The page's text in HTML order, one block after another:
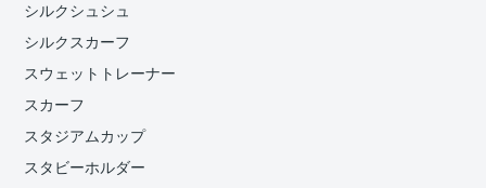
シルクシュシュ
シルクスカーフ
スウェットトレーナー
スカーフ
スタジアムカップ
スタビーホルダー